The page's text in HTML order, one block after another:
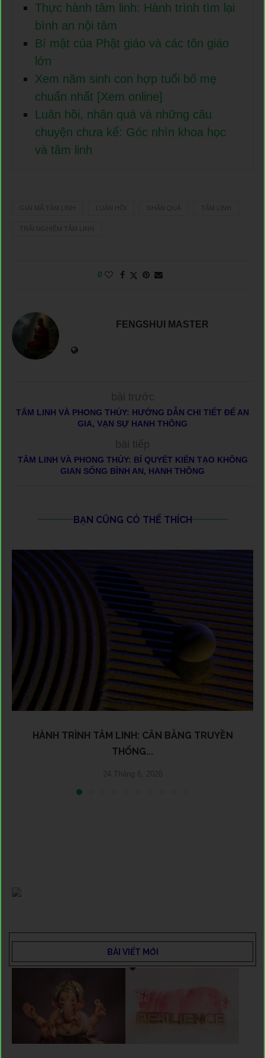
Thực hành tâm linh: Hành trình tìm lại
bình an nội tâm
Bí mật của Phật giáo và các tôn giáo
lớn
Xem năm sinh con hợp tuổi bố mẹ
chuẩn nhất [Xem online]
Luân hồi, nhân quả và những câu
chuyện chưa kể: Góc nhìn khoa học
và tâm linh
GIẢI MÃ TÂM LINH LUÂN HỒI NHÂN QUẢ TÂM LINH
TRẢI NGHIỆM TÂM LINH
0
FENGSHUI MASTER
bài trước
TÂM LINH VÀ PHONG THỦY: HƯỚNG DẪN CHI TIẾT ĐỂ AN
GIA, VẠN SỰ HANH THÔNG
bài tiếp
TÂM LINH VÀ PHONG THỦY: BÍ QUYẾT KIẾN TẠO KHÔNG
GIAN SỐNG BÌNH AN, HANH THÔNG
BẠN CŨNG CÓ THỂ THÍCH
HÀNH TRÌNH TÂM LINH: CÂN BẰNG TRUYỀN
THỐNG...
24 Tháng 6, 2026
BÀI VIẾT MỚI